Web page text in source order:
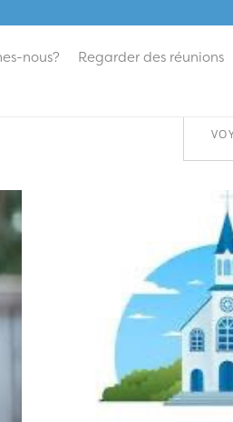
nous?
Regarder des réunions